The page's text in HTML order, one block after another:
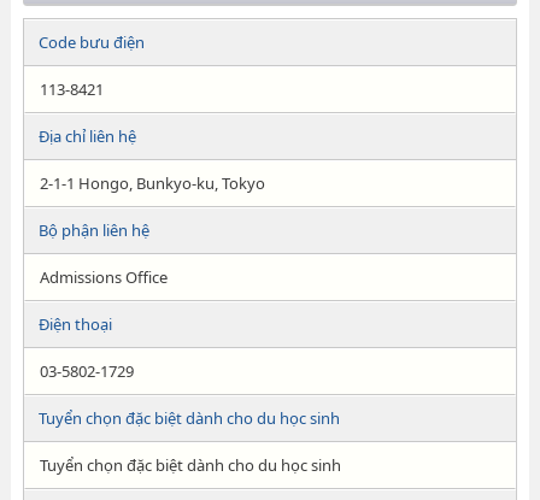
Code bưu điện
113-8421
Địa chỉ liên hệ
2-1-1 Hongo, Bunkyo-ku, Tokyo
Bộ phận liên hệ
Admissions Office
Điện thoại
03-5802-1729
Tuyển chọn đặc biệt dành cho du học sinh
Tuyển chọn đặc biệt dành cho du học sinh